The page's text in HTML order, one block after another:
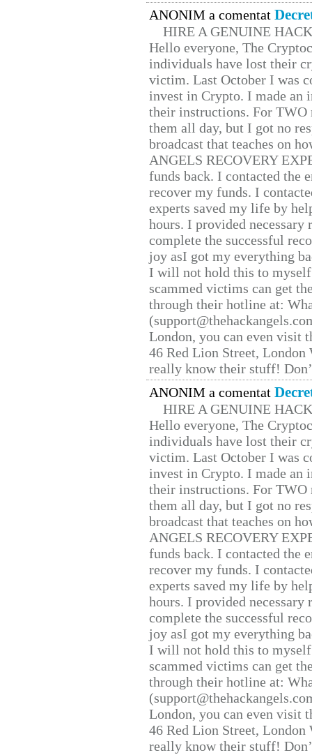
ANONIM a comentat
HIRE A GENUINE
Hello everyone, The
individuals have lost their
victim. Last October I was
invest in Crypto. I made
their instructions. For TWO
them all day, but I got no
broadcast that teaches on
ANGELS RECOVERY
funds back. I contacted the
recover my funds. I
experts saved my life by
hours. I provided
complete the successful
joy asI got my everything
I will not hold this to
scammed victims can get
through their hotline at:
London, you can even visit
46 Red Lion Street, London
really know their stuff!
ANONIM a comentat
HIRE A GENUINE
Hello everyone, The
individuals have lost their
victim. Last October I was
invest in Crypto. I made
their instructions. For TWO
them all day, but I got no
broadcast that teaches on
ANGELS RECOVERY
funds back. I contacted the
recover my funds. I
experts saved my life by
hours. I provided
complete the successful
joy asI got my everything
I will not hold this to
scammed victims can get
through their hotline at:
London, you can even visit
46 Red Lion Street, London
really know their stuff!